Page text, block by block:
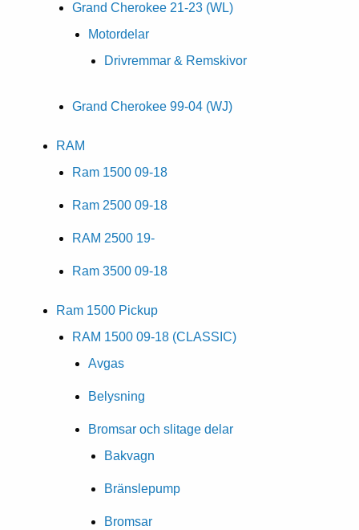
Grand Cherokee 21-23 (WL)
Motordelar
Drivremmar & Remskivor
Grand Cherokee 99-04 (WJ)
RAM
Ram 1500 09-18
Ram 2500 09-18
RAM 2500 19-
Ram 3500 09-18
Ram 1500 Pickup
RAM 1500 09-18 (CLASSIC)
Avgas
Belysning
Bromsar och slitage delar
Bakvagn
Bränslepump
Bromsar